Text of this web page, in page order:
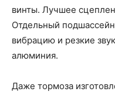
винты. Лучшее
Отдельный
вибрацию и резкие
алюминия.
Даже тормоза